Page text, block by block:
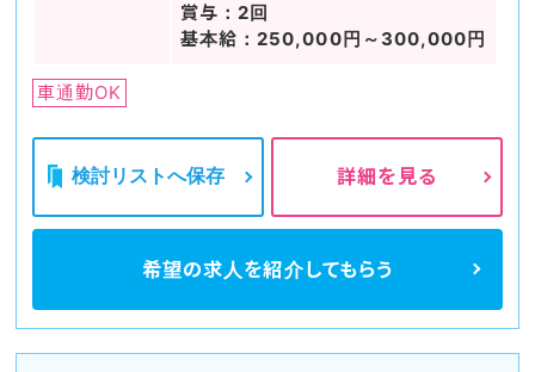
賞与：2回
基本給：250,000円～300,000円
車通勤OK
検討リストへ保存 詳細を見る
希望の求人を紹介してもらう